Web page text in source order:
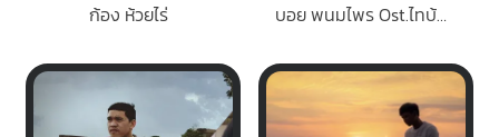
ก้อง ห้วยไร่ บอย พนมไพร Ost.ไทบ้านเดอะซีรีส์